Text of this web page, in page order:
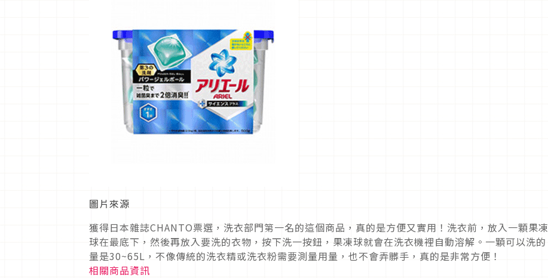
圖片來源
獲得日本雜誌CHANTO票選，洗衣部門第一名的這個商品，真的是方便又實用！洗衣前，放入一顆果凍
球在最底下，然後再放入要洗的衣物，按下洗一按鈕，果凍球就會在洗衣機裡自動溶解。一顆可以洗的
量是30~65L，不像傳統的洗衣精或洗衣粉需要測量用量，也不會弄髒手，真的是非常方便！
相關商品資訊